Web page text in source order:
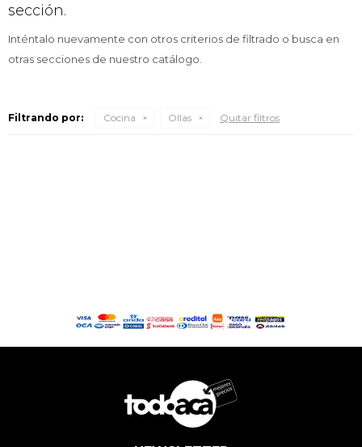
sección.
Inténtalo nuevamente con otros criterios de filtrado o busca en
otras secciones de nuestro catálogo.
Filtrando por: Cocina Ollas Quitar filtros